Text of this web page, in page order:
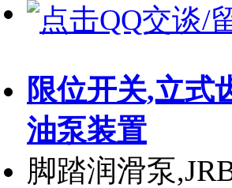
限位开关,立式
油泵装置
脚踏润滑泵